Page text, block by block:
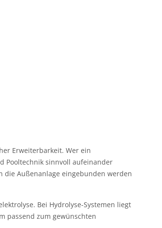
Erweiterbarkeit. Wer ein
Pooltechnik sinnvoll aufeinander
Außenanlage eingebunden werden
Bei Hydrolyse-Systemen liegt
passend zum gewünschten